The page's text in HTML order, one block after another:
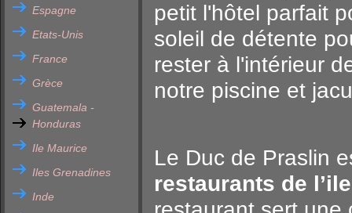
Espagne
Etats-Unis
France
Grèce
Guatemala -
Honduras
Ile Maurice
Iles Grenadines
Inde
petit l'hôtel parfait
soleil de détente
rester à l'intérieur
notre piscine et
Le Duc de Praslin
restaurants de